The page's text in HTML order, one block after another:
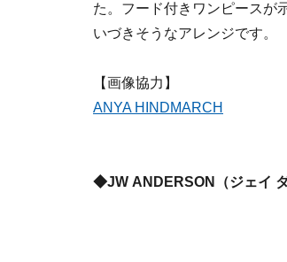
た。フード付きワンピースが
いづきそうなアレンジです。
【画像協力】
ANYA HINDMARCH
◆JW ANDERSON（ジェイ